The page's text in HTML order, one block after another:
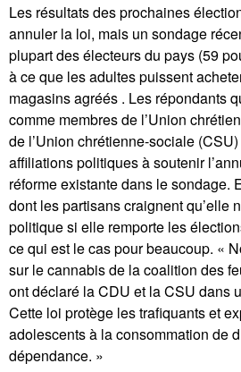
Les résultats des prochaines
annuler la loi, mais un sondage
plupart des électeurs du pays (59
à ce que les adultes puissent
magasins agréés . Les répondants
comme membres de l’Union
de l’Union chrétienne-sociale
affiliations politiques à soutenir
réforme existante dans le sondage.
dont les partisans craignent qu’elle
politique si elle remporte les
ce qui est le cas pour beaucoup. «
sur le cannabis de la coalition des
ont déclaré la CDU et la CSU dans
Cette loi protège les trafiquants et
adolescents à la consommation de
dépendance. »